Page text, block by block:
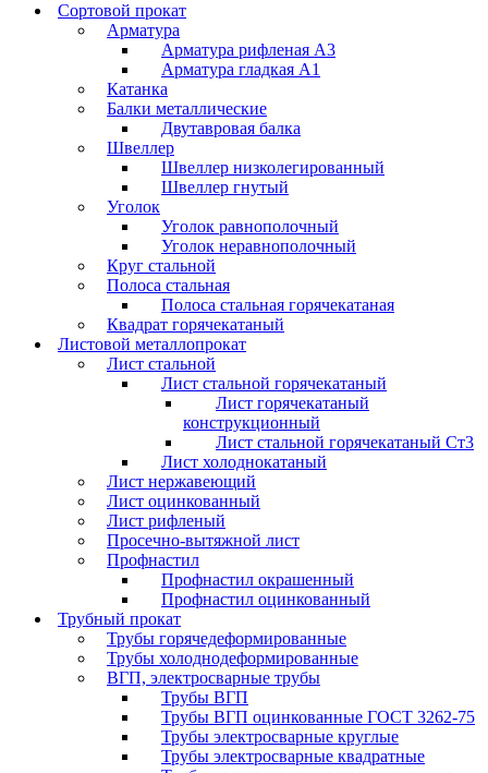
Сортовой прокат
Арматура
Арматура рифленая А3
Арматура гладкая А1
Катанка
Балки металлические
Двутавровая балка
Швеллер
Швеллер низколегированный
Швеллер гнутый
Уголок
Уголок равнополочный
Уголок неравнополочный
Круг стальной
Полоса стальная
Полоса стальная горячекатаная
Квадрат горячекатаный
Листовой металлопрокат
Лист стальной
Лист стальной горячекатаный
Лист горячекатаный
конструкционный
Лист стальной горячекатаный Ст3
Лист холоднокатаный
Лист нержавеющий
Лист оцинкованный
Лист рифленый
Просечно-вытяжной лист
Профнастил
Профнастил окрашенный
Профнастил оцинкованный
Трубный прокат
Трубы горячедеформированные
Трубы холоднодеформированные
ВГП, электросварные трубы
Трубы ВГП
Трубы ВГП оцинкованные ГОСТ 3262-75
Трубы электросварные круглые
Трубы электросварные квадратные